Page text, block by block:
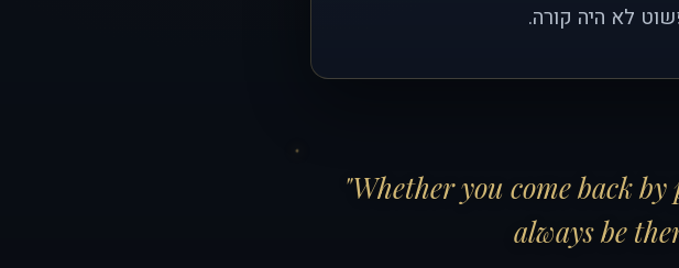
לא היה קורה.
"Whether you come back
always be